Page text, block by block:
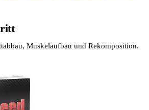
Muskelaufbau und Rekomposition.